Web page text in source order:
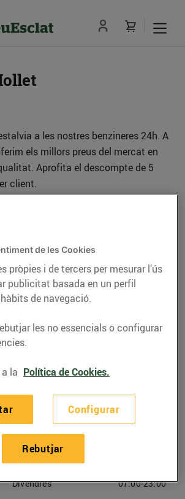
a les nostres benzineres 24h. A
els millors preus del mercat en
Aprofita el descompte de 5
client.
s/n (Pol. Ind. Can Borrell) (08100)
Mollet Del Vallès
Dijous
Divendres 07:00-23:00
de les Cookies
pròpies i de tercers per mesurar l’ús
publicitat basada en un perfil
de navegació.
les no essencials o configurar
la Política de Cookies.
Configurar
Rebutjar